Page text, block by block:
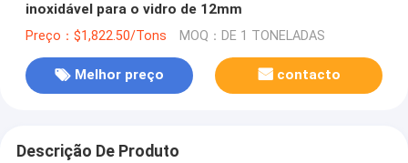
inoxidável para o vidro de 12mm
Preço：$1,822.50/Tons MOQ：DE 1 TONELADAS
Melhor preço contacto
Descrição De Produto